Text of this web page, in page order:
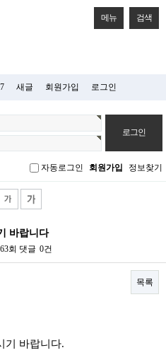
메뉴 검색
새글 회원가입 로그인
자동로그인 회원가입 정보찾기
바랍니다
회 댓글 0건
목록
기 바랍니다.